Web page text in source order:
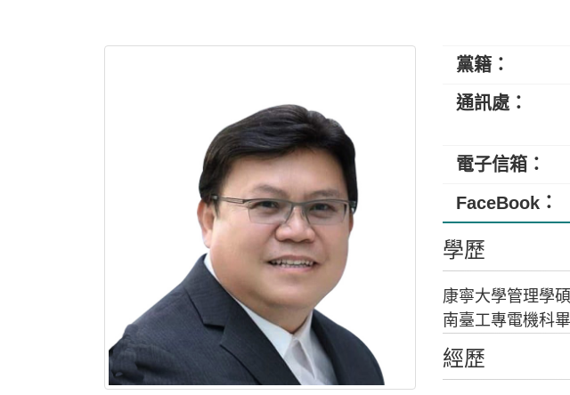
黨籍：
通訊處：
電子信箱：
FaceBook：
學歷
康寧大學管理學
南臺工專電機科
經歷